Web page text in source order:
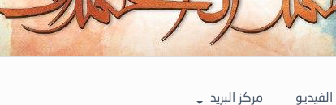
الفيديو مركز البريد